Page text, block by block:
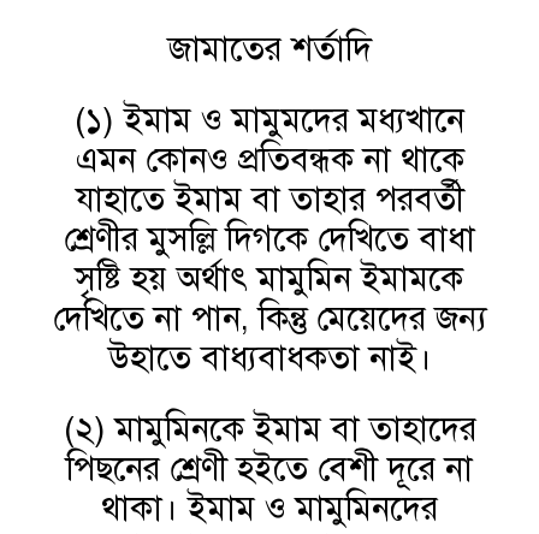
জামাতের শর্তাদি
(১) ইমাম ও মামুমদের মধ্যখানে
এমন কোনও প্রতিবন্ধক না থাকে
যাহাতে ইমাম বা তাহার পরবর্তী
শ্রেণীর মুসল্লি দিগকে দেখিতে বাধা
সৃষ্টি হয় অর্থাৎ মামুমিন ইমামকে
দেখিতে না পান, কিন্তু মেয়েদের জন্য
উহাতে বাধ্যবাধকতা নাই।
(২) মামুমিনকে ইমাম বা তাহাদের
পিছনের শ্রেণী হইতে বেশী দূরে না
থাকা। ইমাম ও মামুমিনদের